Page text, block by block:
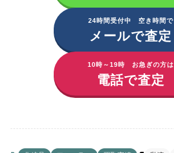
24時間受付中 空き時間で
メールで査定
10時～19時 お急ぎの方は
電話で査定